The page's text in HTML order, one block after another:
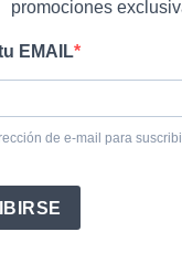
promociones
EMAIL
de e-mail para